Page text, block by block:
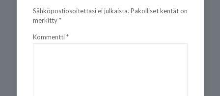
Sähköpostiosoitettasi ei julkaista. Pakolliset kentät on
merkitty*
Kommentti*